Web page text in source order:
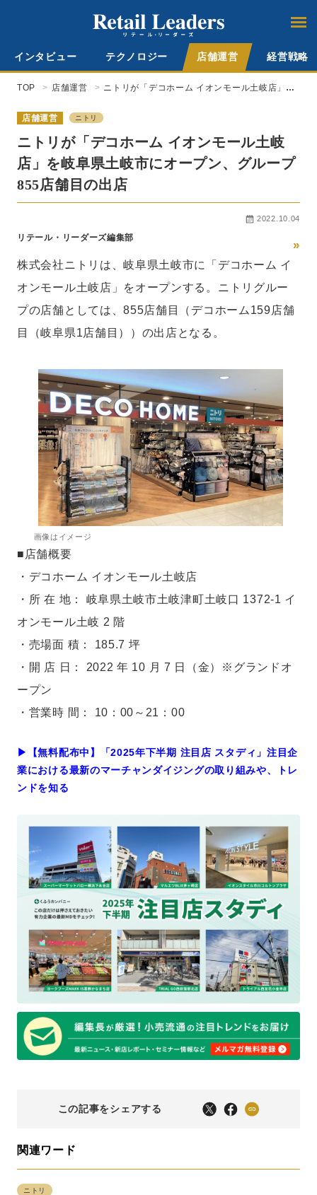
インタビュー テクノロジー 店舗運営 経営戦略
TOP 店舗運営
ニトリが「デコホーム イオンモール土岐店」を
店舗運営 ニトリ
ニトリが「デコホーム イオンモール土岐
店」を岐阜県土岐市にオープン、グループ
855店舗目の出店
2022.10.04
リテール・リーダーズ編集部
»
株式会社ニトリは、岐阜県土岐市に「デコホーム イ
オンモール土岐店」をオープンする。ニトリグルー
プの店舗としては、855店舗目（デコホーム159店舗
目（岐阜県1店舗目））の出店となる。
画像はイメージ
■店舗概要
・デコホーム イオンモール土岐店
・所 在 地： 岐阜県土岐市土岐津町土岐口 1372-1 イ
オンモール土岐 2 階
・売場面 積： 185.7 坪
・開 店 日： 2022 年 10 月 7 日（金）※グランドオ
ープン
・営業時 間： 10：00～21：00
▶︎【無料配布中】「2025年下半期 注目店 スタディ」注目企
業における最新のマーチャンダイジングの取り組みや、トレ
ンドを知る
この記事をシェアする
関連ワード
ニトリ